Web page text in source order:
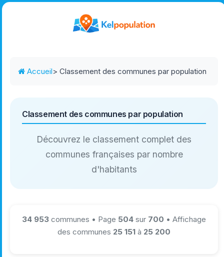
Accueil> Classement des communes par population
Classement des communes par population
Découvrez le classement complet des
communes françaises par nombre
d'habitants
34 953 communes • Page 504 sur 700 • Affichage
des communes 25 151 à 25 200